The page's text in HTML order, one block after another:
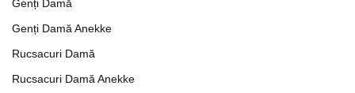
Genți Damă
Genți Damă Anekke
Rucsacuri Damă
Rucsacuri Damă Anekke